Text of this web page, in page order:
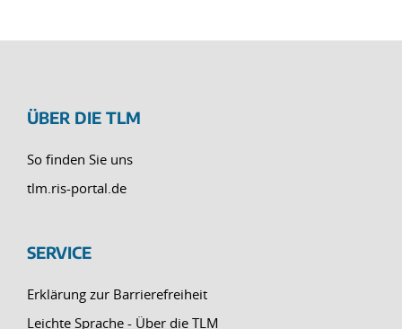
ÜBER DIE TLM
So finden Sie uns
tlm.ris-portal.de
SERVICE
Erklärung zur Barrierefreiheit
Leichte Sprache - Über die TLM